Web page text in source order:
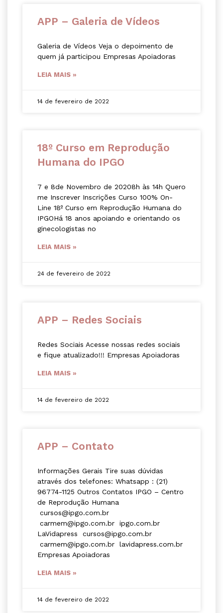
APP – Galeria de Vídeos
Galeria de Vídeos Veja o depoimento de
quem já participou Empresas Apoiadoras
LEIA MAIS »
14 de fevereiro de 2022
18º Curso em Reprodução
Humana do IPGO
7 e 8de Novembro de 20208h às 14h Quero
me Inscrever Inscrições Curso 100% On-
Line 18º Curso em Reprodução Humana do
IPGOHá 18 anos apoiando e orientando os
ginecologistas no
LEIA MAIS »
24 de fevereiro de 2022
APP – Redes Sociais
Redes Sociais Acesse nossas redes sociais
e fique atualizado!!! Empresas Apoiadoras
LEIA MAIS »
14 de fevereiro de 2022
APP – Contato
Informações Gerais Tire suas dúvidas
através dos telefones: Whatsapp : (21)
96774-1125 Outros Contatos IPGO – Centro
de Reprodução Humana
cursos@ipgo.com.br
carmem@ipgo.com.br ipgo.com.br
LaVidapress cursos@ipgo.com.br
carmem@ipgo.com.br lavidapress.com.br
Empresas Apoiadoras
LEIA MAIS »
14 de fevereiro de 2022